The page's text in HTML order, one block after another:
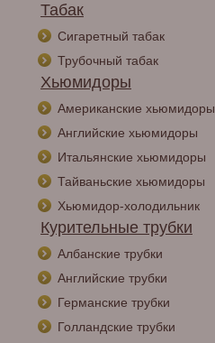
Табак
Сигаретный табак
Трубочный табак
Хьюмидоры
Американские хьюмидоры
Английские хьюмидоры
Итальянские хьюмидоры
Тайваньские хьюмидоры
Хьюмидор-холодильник
Курительные трубки
Албанские трубки
Английские трубки
Германские трубки
Голландские трубки
Tip -
5 шт.
Bell Rock Club -